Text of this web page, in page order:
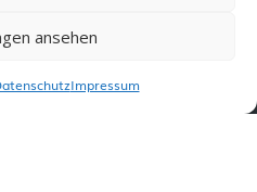
ansehen
Impressum
vorbehalten.